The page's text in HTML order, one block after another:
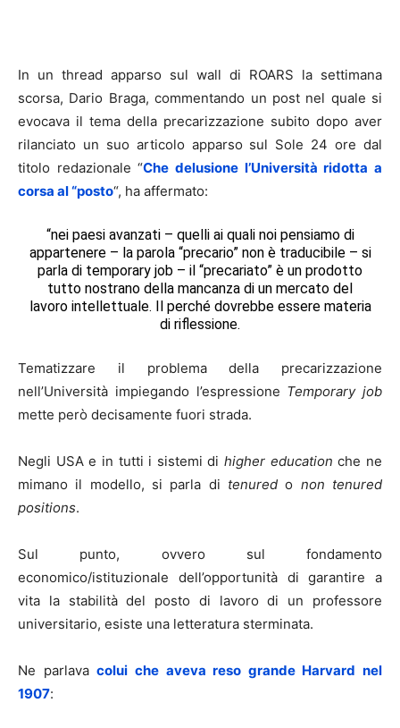
In un thread apparso sul wall di ROARS la settimana
scorsa, Dario Braga, commentando un post nel quale si
evocava il tema della precarizzazione subito dopo aver
rilanciato un suo articolo apparso sul Sole 24 ore dal
titolo redazionale “Che delusione l’Università ridotta a
corsa al “posto“, ha affermato:
“nei paesi avanzati – quelli ai quali noi pensiamo di
appartenere – la parola “precario” non è traducibile – si
parla di temporary job – il “precariato” è un prodotto
tutto nostrano della mancanza di un mercato del
lavoro intellettuale. Il perché dovrebbe essere materia
di riflessione.
Tematizzare il problema della precarizzazione
nell’Università impiegando l’espressione Temporary job
mette però decisamente fuori strada.
Negli USA e in tutti i sistemi dihigher education che ne
mimano il modello, si parla di tenured o non tenured
positions.
Sul punto, ovvero sul fondamento
economico/istituzionale dell’opportunità di garantire a
vita la stabilità del posto di lavoro di un professore
universitario, esiste una letteratura sterminata.
Ne parlavacolui che aveva reso grande Harvard nel
1907: